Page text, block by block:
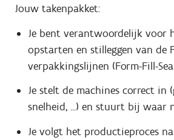
Jouw takenpakket:
Je bent verantwoordelijk voor
opstarten en stilleggen van de
verpakkingslijnen (Form-Fill-
Je stelt de machines correct in
snelheid, ...) en stuurt bij waar
Je volgt het productieproces